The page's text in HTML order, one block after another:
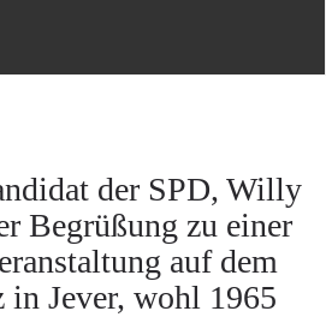
der SPD, Willy
Begrüßung zu einer
auf dem
in Jever, wohl 1965